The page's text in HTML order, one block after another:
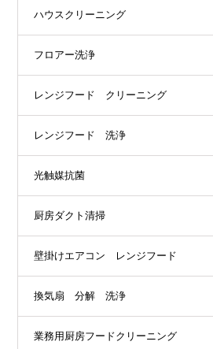
ハウスクリーニング
フロアー洗浄
レンジフード クリーニング
レンジフード 洗浄
光触媒抗菌
厨房ダクト清掃
壁掛けエアコン レンジフード
換気扇 分解 洗浄
業務用厨房フードクリーニング